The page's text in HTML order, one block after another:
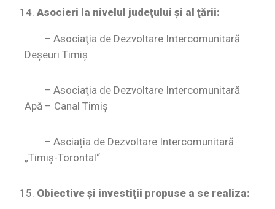
Asocieri la nivelul judeţului şi al ţării:
– Asociaţia de Dezvoltare Intercomunitară
Deşeuri Timiș
– Asociaţia de Dezvoltare Intercomunitară
Apă – Canal Timiș
– Asciația de Dezvoltare Intercomunitară
„Timiş-Torontal“
Obiective şi investiţii propuse a se realiza: